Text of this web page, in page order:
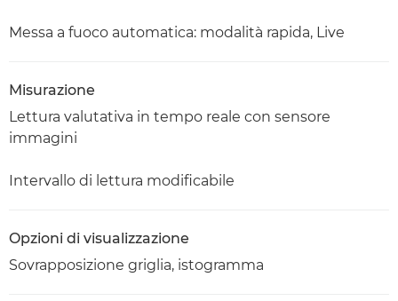
Messa a fuoco automatica: modalità rapida, Live
Misurazione
Lettura valutativa in tempo reale con sensore
immagini
Intervallo di lettura modificabile
Opzioni di visualizzazione
Sovrapposizione griglia, istogramma